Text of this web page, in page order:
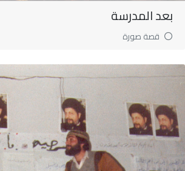
بعد المدرسة
قصة صورة